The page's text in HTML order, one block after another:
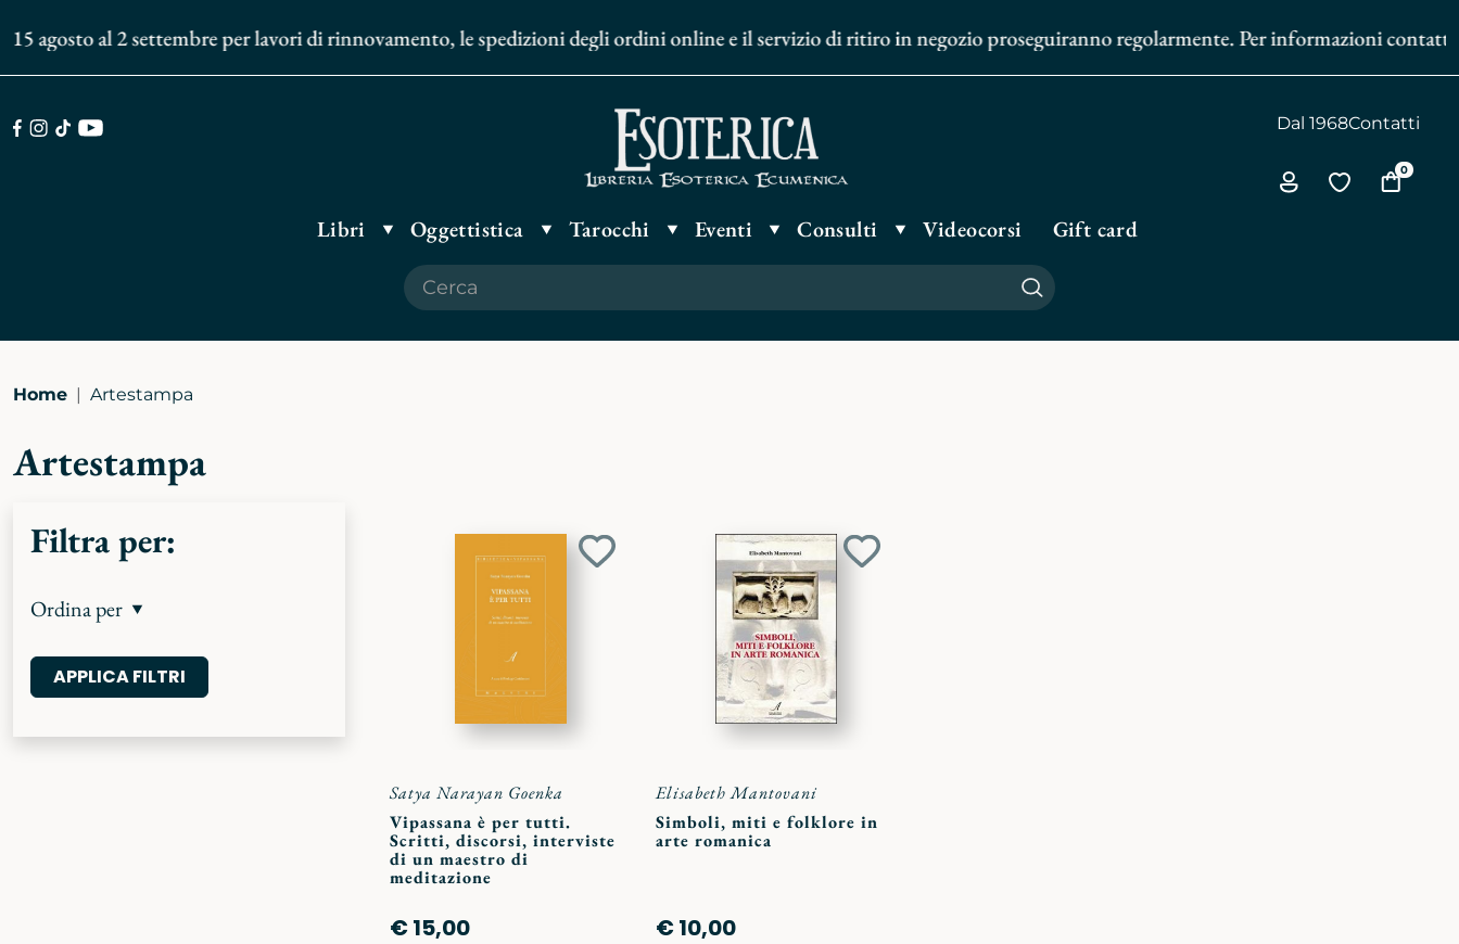
agosto al 2 settembre per lavori di rinnovamento, le spedizioni degli ordini online e il servizio di ritiro in negozio proseguiranno regolarmente. Per informazioni
Dal 1968Contatti
Via
Vai
Vai
0
Libri Oggettistica Tarocchi Eventi Consulti Videocorsi Gift card
Cerca
Home Artestampa
Artestampa
Filtra per:
Ordina per
Aggiungi
Satya Narayan Goenka
Vipassana è per tutti.
Scritti, discorsi, interviste
di un maestro di
meditazione
€ 15,00
Aggiungi
Elisabeth Mantovani
Simboli, miti e folklore in
arte romanica
€ 10,00